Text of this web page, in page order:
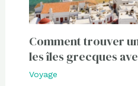
Comment trouver
les îles grecques
Voyage